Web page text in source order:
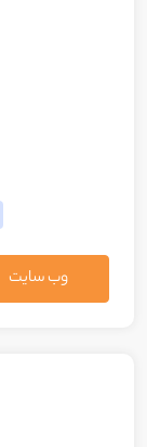
وب سایت